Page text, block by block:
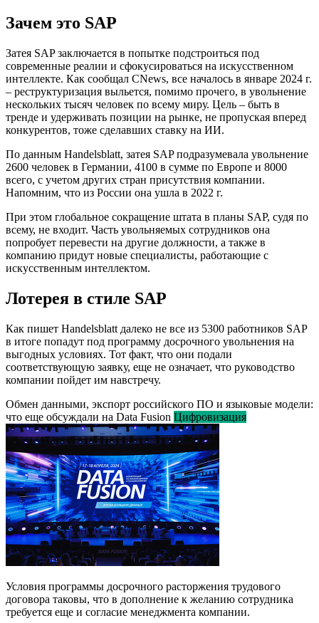
Зачем это SAP
Затея SAP заключается в попытке подстроиться под
современные реалии и сфокусироваться на искусственном
интеллекте. Как сообщал CNews, все началось в январе 2024 г.
– реструктуризация выльется, помимо прочего, в увольнение
нескольких тысяч человек по всему миру. Цель – быть в
тренде и удерживать позиции на рынке, не пропуская вперед
конкурентов, тоже сделавших ставку на ИИ.
По данным Handelsblatt, затея SAP подразумевала увольнение
2600 человек в Германии, 4100 в сумме по Европе и 8000
всего, с учетом других стран присутствия компании.
Напомним, что из России она ушла в 2022 г.
При этом глобальное сокращение штата в планы SAP, судя по
всему, не входит. Часть увольняемых сотрудников она
попробует перевести на другие должности, а также в
компанию придут новые специалисты, работающие с
искусственным интеллектом.
Лотерея в стиле SAP
Как пишет Handelsblatt далеко не все из 5300 работников SAP
в итоге попадут под программу досрочного увольнения на
выгодных условиях. Тот факт, что они подали
соответствующую заявку, еще не означает, что руководство
компании пойдет им навстречу.
Обмен данными, экспорт российского ПО и языковые модели:
что еще обсуждали на Data Fusion Цифровизация
Условия программы досрочного расторжения трудового
договора таковы, что в дополнение к желанию сотрудника
требуется еще и согласие менеджмента компании.